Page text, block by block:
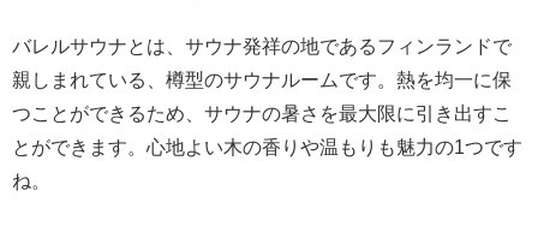
バレルサウナとは、サウナ発祥の地であるフィンランドで
親しまれている、樽型のサウナルームです。熱を均一に保
つことができるため、サウナの暑さを最大限に引き出すこ
とができます。心地よい木の香りや温もりも魅力の1つです
ね。